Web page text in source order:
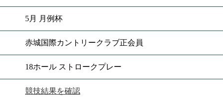
5月 月例杯
赤城国際カントリークラブ正会員
18ホール ストロークプレー
競技結果を確認